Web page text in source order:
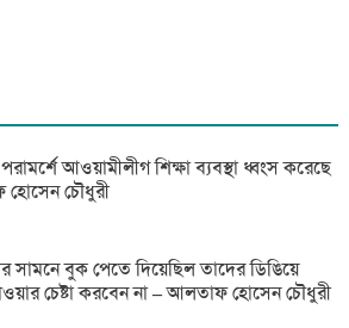
আওয়ামীলীগ শিক্ষা ব্যবস্থা ধ্বংস করেছে
চৌধুরী
সামনে বুক পেতে দিয়েছিল তাদের ডিঙিয়ে
চেষ্টা করবেন না – আলতাফ হোসেন চৌধুরী